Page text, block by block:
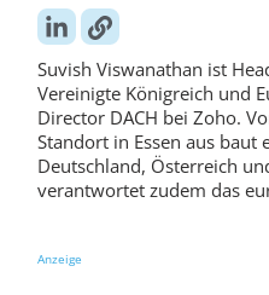
Suvish Viswanathan ist
Vereinigte Königreich und
Director DACH bei Zoho.
Standort in Essen aus baut
Deutschland, Österreich
verantwortet zudem das
Anzeige